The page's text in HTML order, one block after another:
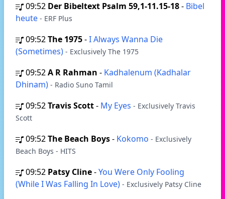
09:52 Der Bibeltext Psalm 59,1-11.15-18- Bibel
heute - ERF Plus
09:52The 1975-I Always Wanna Die
(Sometimes) - Exclusively The 1975
09:52A R Rahman - Kadhalenum (Kadhalar
Dhinam) - Radio Suno Tamil
09:52Travis Scott- My Eyes - Exclusively Travis
Scott
09:52The Beach Boys- Kokomo - Exclusively
Beach Boys - HITS
09:52 Patsy Cline-You Were Only Fooling
(While I Was Falling In Love) - Exclusively Patsy Cline